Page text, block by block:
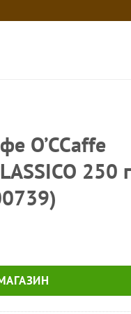
O’CCaffe
250 г